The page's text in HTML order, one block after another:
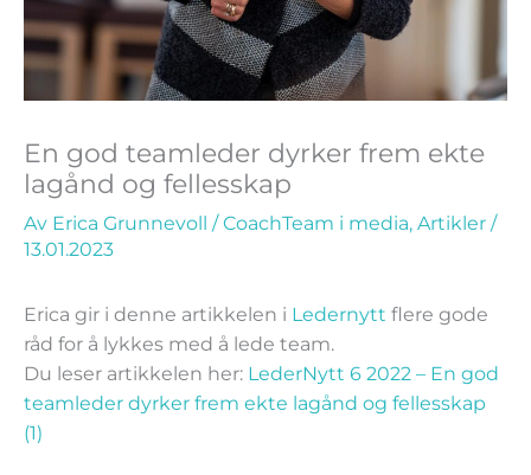
En god teamleder dyrker frem ekte
lagånd og fellesskap
Av Erica Grunnevoll /CoachTeam i media, Artikler /
13.01.2023
Erica gir i denne artikkelen i Ledernytt flere gode
råd for å lykkes med å lede team.
Du leser artikkelen her: LederNytt 6 2022 – En god
teamleder dyrker frem ekte lagånd og fellesskap
(1)